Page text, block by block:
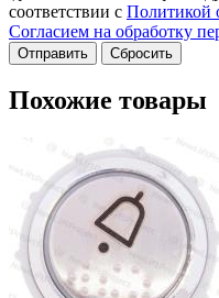
соответствии с Политикой
Согласием на обработку
Сбросить
Похожие товары